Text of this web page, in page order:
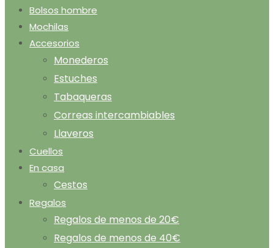
Bolsos hombre
Mochilas
Accesorios
Monederos
Estuches
Tabaqueras
Correas intercambiables
Llaveros
Cuellos
En casa
Cestos
Regalos
Regalos de menos de 20€
Regalos de menos de 40€